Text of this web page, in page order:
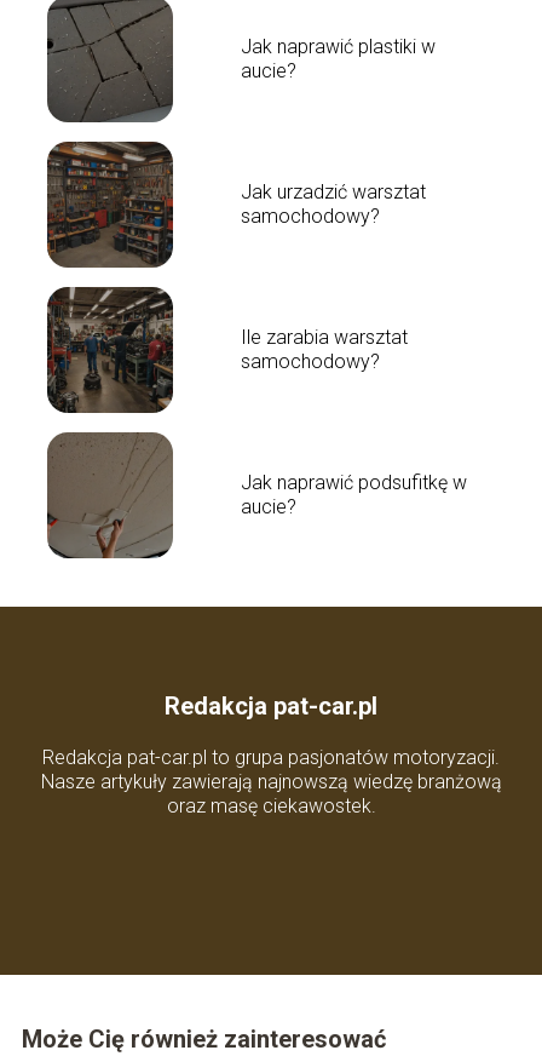
Jak naprawić plastiki w
aucie?
Jak urzadzić warsztat
samochodowy?
Ile zarabia warsztat
samochodowy?
Jak naprawić podsufitkę w
aucie?
Redakcja pat-car.pl
Redakcja pat-car.pl to grupa pasjonatów motoryzacji.
Nasze artykuły zawierają najnowszą wiedzę branżową
oraz masę ciekawostek.
Może Cię również zainteresować